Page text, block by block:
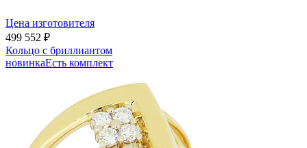
Цена изготовителя
499 552 ₽
Кольцо с бриллиантом
новинкаЕсть комплект